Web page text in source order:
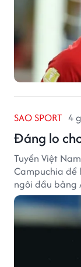
SAO SPORT 4
Đáng lo
Tuyển Việt
Campuchia để
ngôi đầu bảng